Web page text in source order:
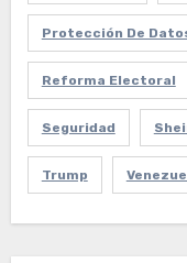
Protección De
Reforma Electoral
Seguridad
Trump